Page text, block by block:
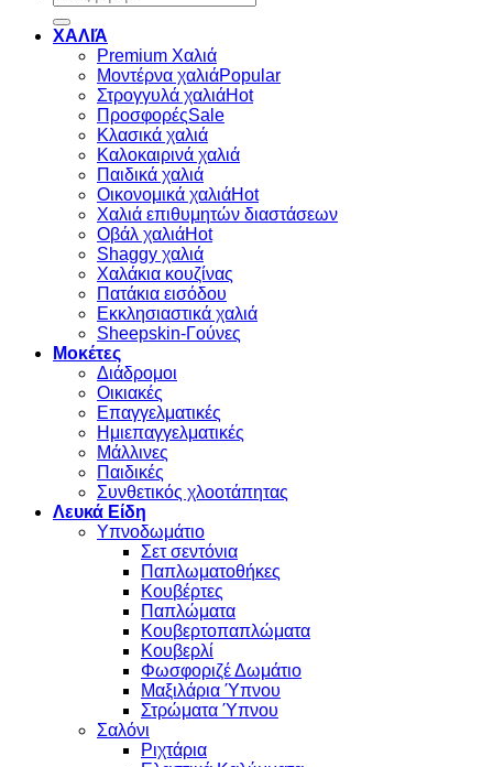
για:
ΧΑΛΙΆ
Premium Χαλιά
Μοντέρνα χαλιά
Στρογγυλά χαλιά
Προσφορές
Κλασικά χαλιά
Καλοκαιρινά χαλιά
Παιδικά χαλιά
Οικονομικά χαλιά
Χαλιά επιθυμητών διαστάσεων
Οβάλ χαλιά
Shaggy χαλιά
Χαλάκια κουζίνας
Πατάκια εισόδου
Εκκλησιαστικά χαλιά
Sheepskin-Γούνες
Μοκέτες
Διάδρομοι
Οικιακές
Επαγγελματικές
Ημιεπαγγελματικές
Μάλλινες
Παιδικές
Συνθετικός χλοοτάπητας
Λευκά Είδη
Υπνοδωμάτιο
Σετ σεντόνια
Παπλωματοθήκες
Κουβέρτες
Παπλώματα
Κουβερτοπαπλώματα
Κουβερλί
Φωσφοριζέ Δωμάτιο
Μαξιλάρια Ύπνου
Στρώματα Ύπνου
Σαλόνι
Ριχτάρια